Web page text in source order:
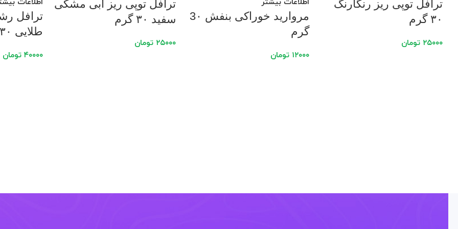
ترافل توپی ریز رنگارنگ
۳۰ گرم
۲۵۰۰۰ تومان
اطلاعات بیشتر
مروارید خوراکی بنفش 3۰
گرم
۱۲۰۰۰ تومان
ترافل توپی ریز آبی مشکی
سفید ۳۰ گرم
۲۵۰۰۰ تومان
اطلاعات
ترافل
طلایی ۳۰ گرم
۴۰۰۰۰ تومان